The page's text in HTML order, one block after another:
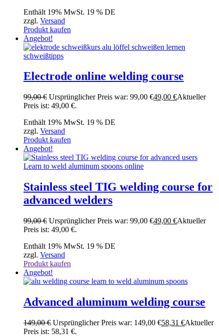
Enthält 19% MwSt. 19 % DE
zzgl. Versand
Produkt kaufen
Angebot!
Electrode online welding course
99,00€ Ursprünglicher Preis war: 99,00 €49,00 €Aktueller
Preis ist: 49,00 €.
Enthält 19% MwSt. 19 % DE
zzgl. Versand
Produkt kaufen
Angebot!
Stainless steel TIG welding course for
advanced welders
99,00€ Ursprünglicher Preis war: 99,00 €49,00 €Aktueller
Preis ist: 49,00 €.
Enthält 19% MwSt. 19 % DE
zzgl. Versand
Produkt kaufen
Angebot!
Advanced aluminum welding course
149,00€ Ursprünglicher Preis war: 149,00 €58,31 €Aktueller
Preis ist: 58,31 €.